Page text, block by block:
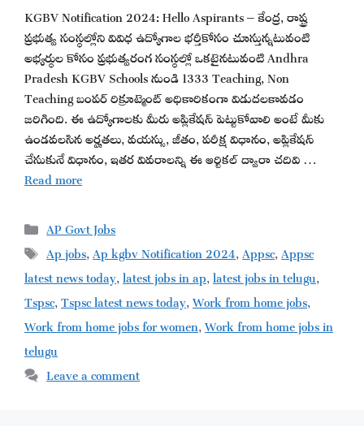
KGBV Notification 2024: Hello Aspirants – కేంద్ర, రాష్ట్ర
ప్రభుత్వ సంస్థల్లోని వివిధ ఉద్యోగాల భర్తీకోసం చూస్తున్నటువంటి
అభ్యర్థుల కోసం ప్రభుత్వరంగ సంస్థల్లో ఒకటైనటువంటి Andhra
Pradesh KGBV Schools నుండి 1333 Teaching, Non
Teaching బంపర్ రిక్రూట్మెంట్ అధికారికంగా విడుదలకావడం
జరిగింది. ఈ ఉద్యోగాలకు మీరు అప్లికేషన్ పెట్టుకోవాలి అంటే మీకు
ఉండవలసిన అర్హతలు, వయస్సు, జీతం, పరీక్ష విధానం, అప్లికేషన్
చేసుకునే విధానం, ఇతర వివరాలన్ని ఈ ఆర్టికల్ ద్వారా చదివి …
Read more
Categories
AP Govt Jobs
Tags
Ap jobs,Ap kgbv Notification 2024,Appsc,Appsc
latest news today,latest jobs in ap,latest jobs in telugu,
Tspsc,Tspsc latest news today,Work from home jobs,
Work from home jobs for women,Work from home jobs in
telugu
Leave a comment